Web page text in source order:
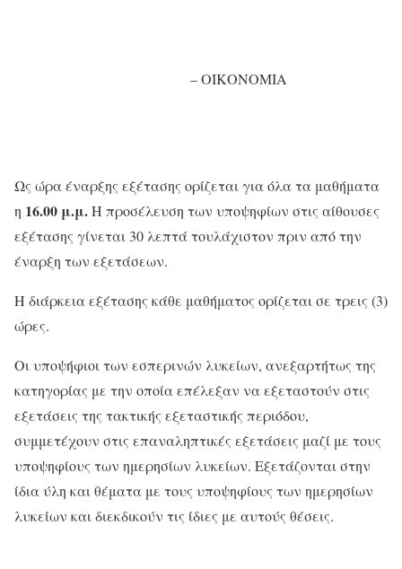
– ΟΙΚΟΝΟΜΙΑ
Ως ώρα έναρξης εξέτασης ορίζεται για όλα τα μαθήματα
η 16.00 μ.μ.Η προσέλευση των υποψηφίων στις αίθουσες
εξέτασης γίνεται 30 λεπτά τουλάχιστον πριν από την
έναρξη των εξετάσεων.
Η διάρκεια εξέτασης κάθε μαθήματος ορίζεται σε τρεις (3)
ώρες.
Οι υποψήφιοι των εσπερινών λυκείων, ανεξαρτήτως της
κατηγορίας με την οποία επέλεξαν να εξεταστούν στις
εξετάσεις της τακτικής εξεταστικής περιόδου,
συμμετέχουν στις επαναληπτικές εξετάσεις μαζί με τους
υποψηφίους των ημερησίων λυκείων. Εξετάζονται στην
ίδια ύλη και θέματα με τους υποψηφίους των ημερησίων
λυκείων και διεκδικούν τις ίδιες με αυτούς θέσεις.